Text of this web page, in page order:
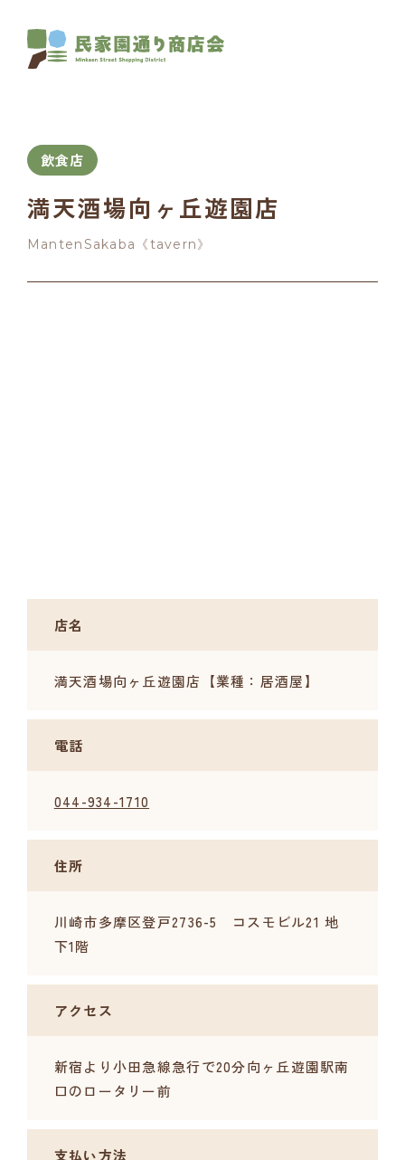
飲食店
満天酒場向ヶ丘遊園店
MantenSakaba《tavern》
店名
満天酒場向ヶ丘遊園店【業種：居酒屋】
電話
044-934-1710
住所
川崎市多摩区登戸2736-5 コスモビル21 地
下1階
アクセス
新宿より小田急線急行で20分向ヶ丘遊園駅南
口のロータリー前
支払い方法